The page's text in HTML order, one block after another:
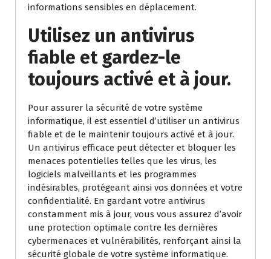
informations sensibles en déplacement.
Utilisez un antivirus
fiable et gardez-le
toujours activé et à jour.
Pour assurer la sécurité de votre système
informatique, il est essentiel d’utiliser un antivirus
fiable et de le maintenir toujours activé et à jour.
Un antivirus efficace peut détecter et bloquer les
menaces potentielles telles que les virus, les
logiciels malveillants et les programmes
indésirables, protégeant ainsi vos données et votre
confidentialité. En gardant votre antivirus
constamment mis à jour, vous vous assurez d’avoir
une protection optimale contre les dernières
cybermenaces et vulnérabilités, renforçant ainsi la
sécurité globale de votre système informatique.